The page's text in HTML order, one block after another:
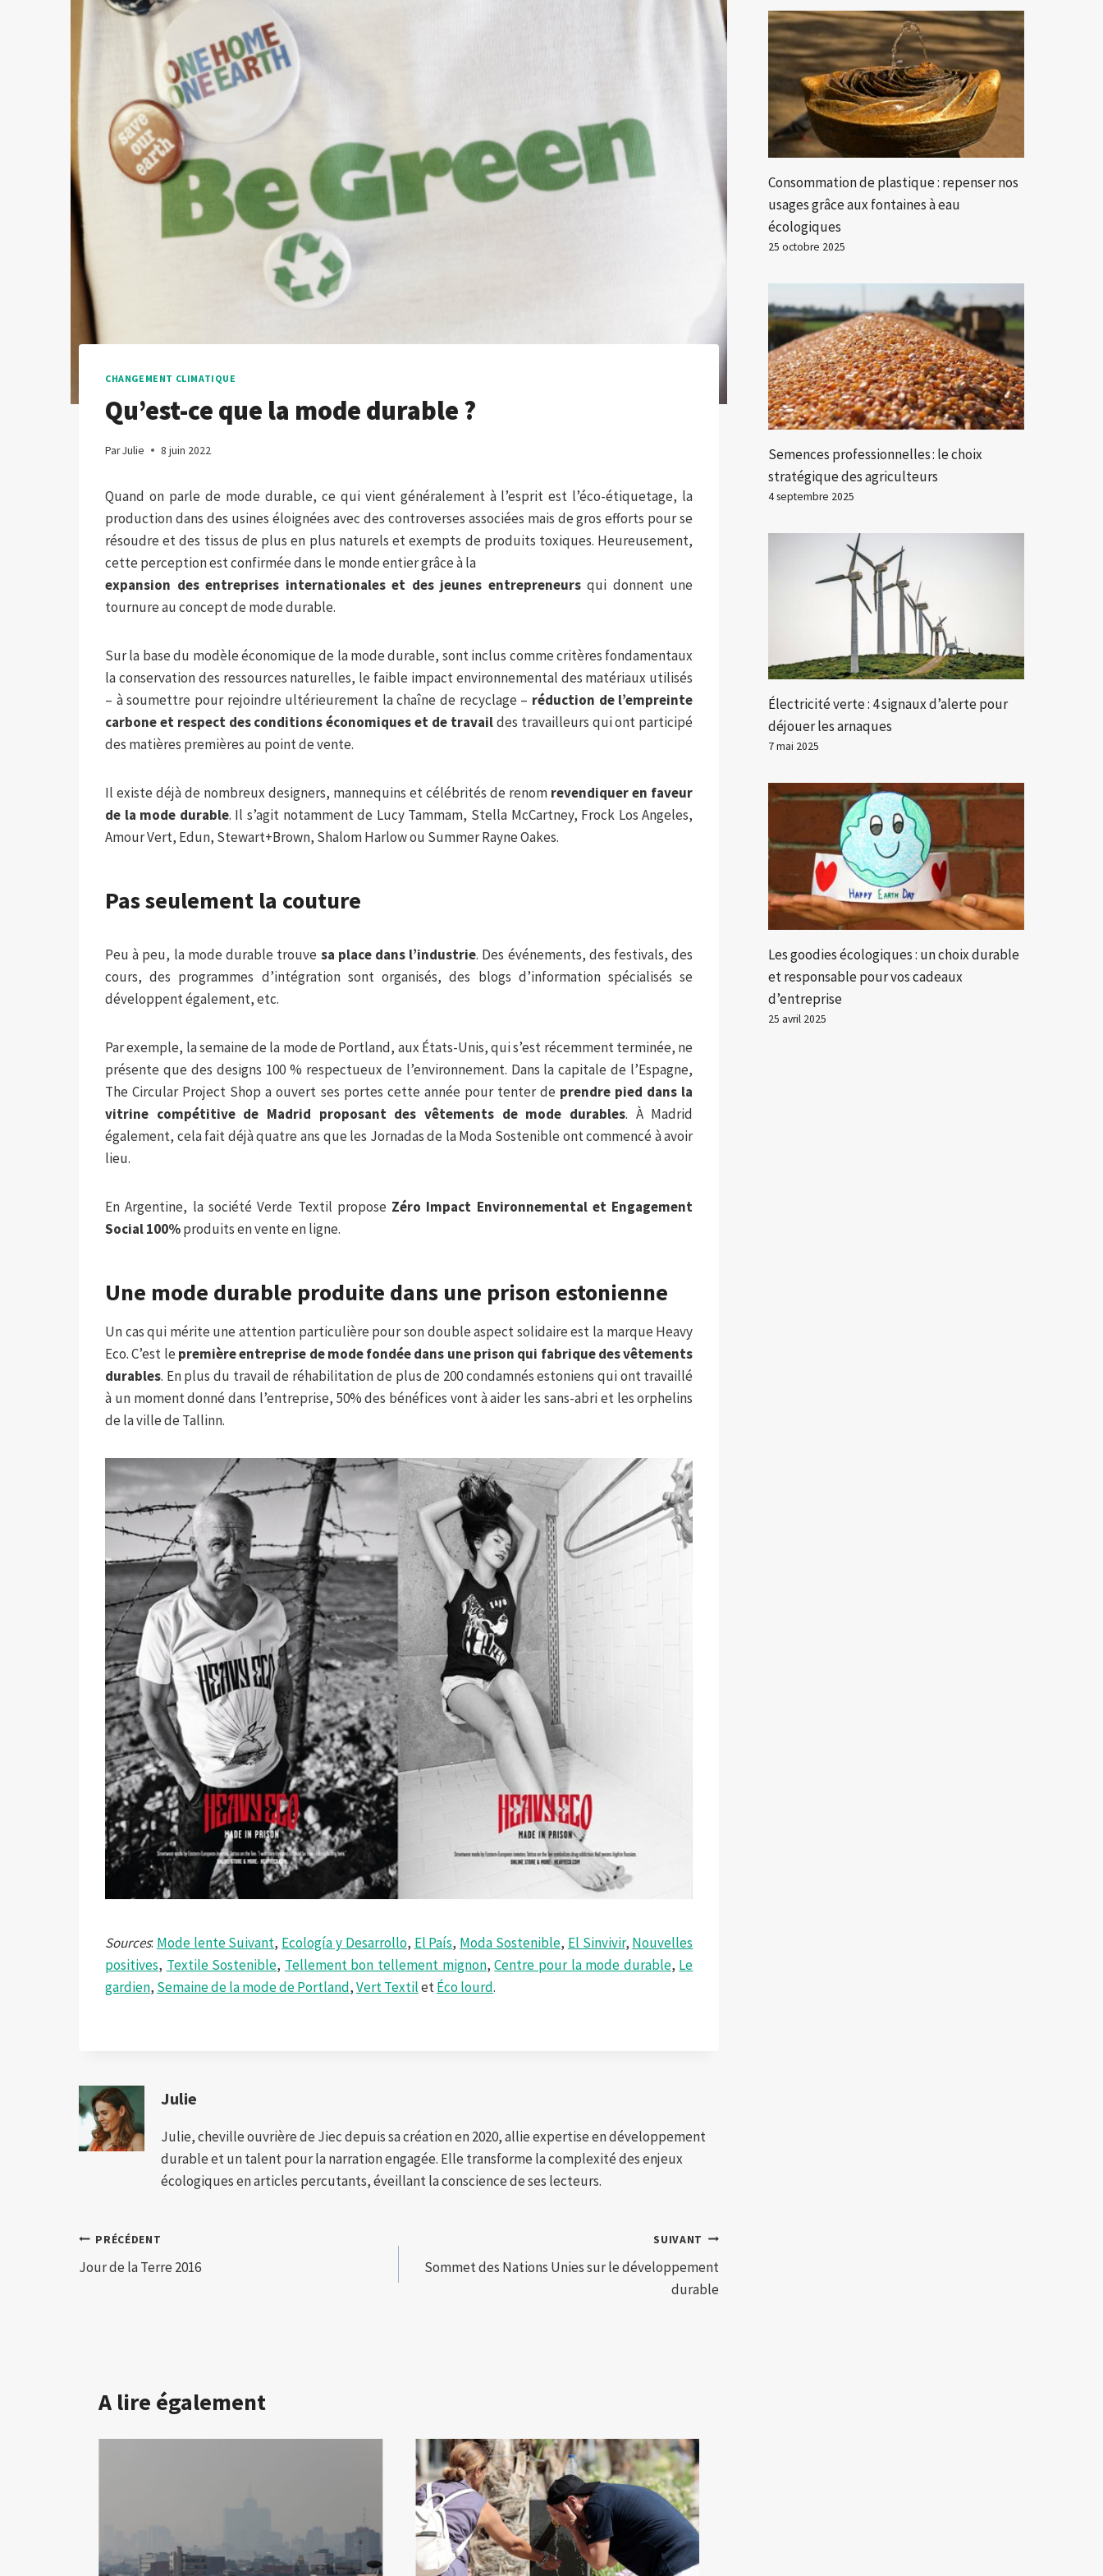
CHANGEMENT CLIMATIQUE
Qu’est-ce que la mode durable ?
ParJulie 8 juin 2022
Quand on parle de mode durable, ce qui vient généralement à l’esprit est l’éco-étiquetage, la
production dans des usines éloignées avec des controverses associées mais de gros efforts pour se
résoudre et des tissus de plus en plus naturels et exempts de produits toxiques. Heureusement,
cette perception est confirmée dans le monde entier grâce à la
expansion des entreprises internationales et des jeunes entrepreneursqui donnent une
tournure au concept de mode durable.
Sur la base du modèle économique de la mode durable, sont inclus comme critères fondamentaux
la conservation des ressources naturelles, le faible impact environnemental des matériaux utilisés
– à soumettre pour rejoindre ultérieurement la chaîne de recyclage – réduction de l’empreinte
carbone et respect des conditions économiques et de travaildes travailleurs qui ont participé
des matières premières au point de vente.
Il existe déjà de nombreux designers, mannequins et célébrités de renom revendiquer en faveur
de la mode durable. Il s’agit notamment de Lucy Tammam, Stella McCartney, Frock Los Angeles,
Amour Vert, Edun, Stewart+Brown, Shalom Harlow ou Summer Rayne Oakes.
Pas seulement la couture
Peu à peu, la mode durable trouve sa place dans l’industrie. Des événements, des festivals, des
cours, des programmes d’intégration sont organisés, des blogs d’information spécialisés se
développent également, etc.
Par exemple, la semaine de la mode de Portland, aux États-Unis, qui s’est récemment terminée, ne
présente que des designs 100 % respectueux de l’environnement. Dans la capitale de l’Espagne,
The Circular Project Shop a ouvert ses portes cette année pour tenter de prendre pied dans la
vitrine compétitive de Madrid proposant des vêtements de mode durables. À Madrid
également, cela fait déjà quatre ans que les Jornadas de la Moda Sostenible ont commencé à avoir
lieu.
En Argentine, la société Verde Textil propose Zéro Impact Environnemental et Engagement
Social 100%produits en vente en ligne.
Une mode durable produite dans une prison estonienne
Un cas qui mérite une attention particulière pour son double aspect solidaire est la marque Heavy
Eco. C’est le première entreprise de mode fondée dans une prison qui fabrique des vêtements
durables. En plus du travail de réhabilitation de plus de 200 condamnés estoniens qui ont travaillé
à un moment donné dans l’entreprise, 50% des bénéfices vont à aider les sans-abri et les orphelins
de la ville de Tallinn.
Sources: Mode lente Suivant, Ecología y Desarrollo, El País, Moda Sostenible, El Sinvivir, Nouvelles
positives, Textile Sostenible, Tellement bon tellement mignon,Centre pour la mode durable, Le
gardien, Semaine de la mode de Portland,Vert TextiletÉco lourd.
Julie
Julie, cheville ouvrière de Jiec depuis sa création en 2020, allie expertise en développement
durable et un talent pour la narration engagée. Elle transforme la complexité des enjeux
écologiques en articles percutants, éveillant la conscience de ses lecteurs.
Navigation
de
PRÉCÉDENT
Jour de la Terre 2016
SUIVANT
Sommet des Nations Unies sur le développement
durable
A lire également
Consommation de plastique : repenser nos
usages grâce aux fontaines à eau
écologiques
25 octobre 2025
Semences professionnelles : le choix
stratégique des agriculteurs
4 septembre 2025
Électricité verte : 4 signaux d’alerte pour
déjouer les arnaques
7 mai 2025
Les goodies écologiques : un choix durable
et responsable pour vos cadeaux
d’entreprise
25 avril 2025